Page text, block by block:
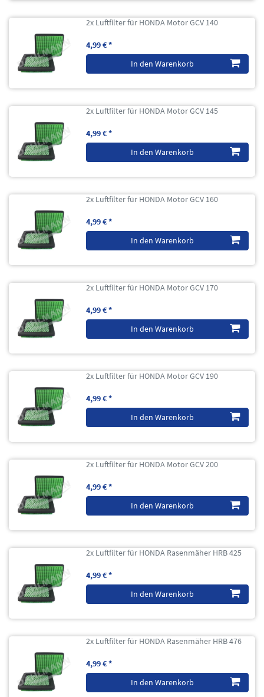
2x Luftfilter für HONDA Motor GCV 140
4,99 € *
In den Warenkorb
2x Luftfilter für HONDA Motor GCV 145
4,99 € *
In den Warenkorb
2x Luftfilter für HONDA Motor GCV 160
4,99 € *
In den Warenkorb
2x Luftfilter für HONDA Motor GCV 170
4,99 € *
In den Warenkorb
2x Luftfilter für HONDA Motor GCV 190
4,99 € *
In den Warenkorb
2x Luftfilter für HONDA Motor GCV 200
4,99 € *
In den Warenkorb
2x Luftfilter für HONDA Rasenmäher HRB 425
4,99 € *
In den Warenkorb
2x Luftfilter für HONDA Rasenmäher HRB 476
4,99 € *
In den Warenkorb